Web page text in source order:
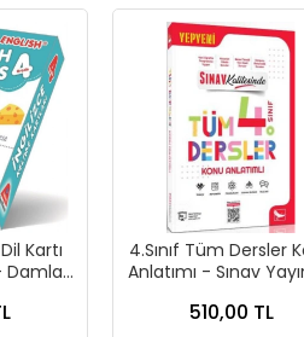
Kartı
Damla
4.Sınıf Tüm Dersler
Anlatımı - Sınav
510,00 TL